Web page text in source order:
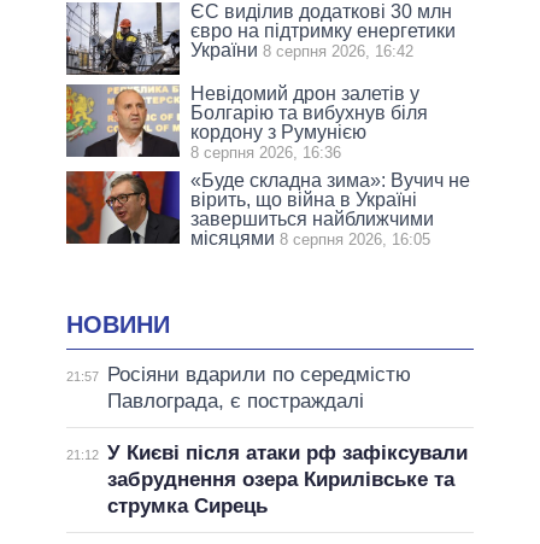
ЄС виділив додаткові 30 млн
євро на підтримку енергетики
України 8 серпня 2026, 16:42
Невідомий дрон залетів у
Болгарію та вибухнув біля
кордону з Румунією
8 серпня 2026, 16:36
«Буде складна зима»: Вучич не
вірить, що війна в Україні
завершиться найближчими
місяцями 8 серпня 2026, 16:05
НОВИНИ
21:57
Росіяни вдарили по середмістю
Павлограда, є постраждалі
21:12 У Києві після атаки рф зафіксували
забруднення озера Кирилівське та
струмка Сирець